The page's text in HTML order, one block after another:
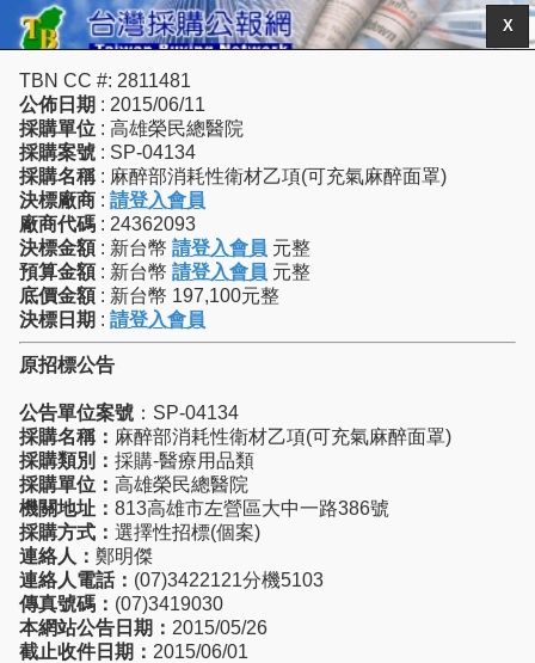
X
TBN CC #: 2811481
公佈日期 : 2015/06/11
採購單位 : 高雄榮民總醫院
採購案號 : SP-04134
採購名稱 : 麻醉部消耗性衛材乙項(可充氣麻醉面罩)
決標廠商 : 請登入會員
廠商代碼 : 24362093
決標金額 : 新台幣 請登入會員 元整
預算金額 : 新台幣 請登入會員 元整
底價金額 : 新台幣 197,100元整
決標日期 : 請登入會員
原招標公告
公告單位案號 ：SP-04134
採購名稱： 麻醉部消耗性衛材乙項(可充氣麻醉面罩)
採購類別： 採購-醫療用品類
採購單位： 高雄榮民總醫院
機關地址： 813高雄市左營區大中一路386號
採購方式： 選擇性招標(個案)
連絡人： 鄭明傑
連絡人電話： (07)3422121分機5103
傳真號碼： (07)3419030
本網站公告日期： 2015/05/26
截止收件日期： 2015/06/01